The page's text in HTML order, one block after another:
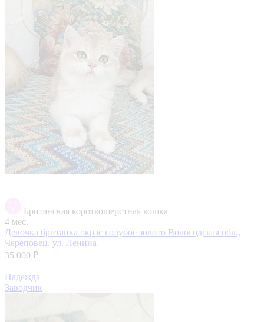
Британская короткошерстная кошка
4 мес.
Девочка британка окрас голубое золото Вологодская обл.,
Череповец, ул. Ленина
35 000 ₽
Надежда
Заводчик